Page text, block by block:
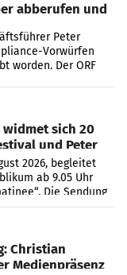
abberufen und
Peter
Vorwürfen
worden. Der ORF
sich 20
und Peter
2026, begleitet
ab 9.05 Uhr
Die Sendung
„20 Jahre
Christian
Medienpräsenz